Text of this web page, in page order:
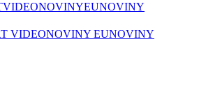
VIDEONOVINYEUNOVINY
VIDEONOVINY EUNOVINY